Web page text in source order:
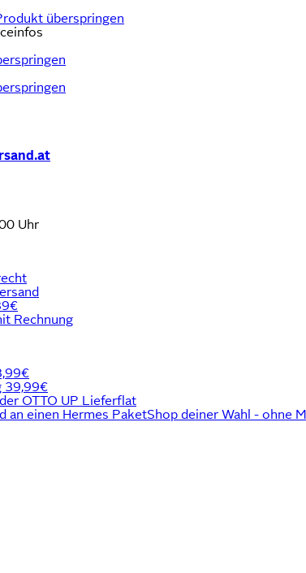
überspringen
Uhr
Rechnung
39,99€
OTTO UP Lieferflat
an einen Hermes PaketShop deiner Wahl - ohne